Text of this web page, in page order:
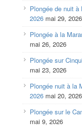
Plongée de nuit à
2026 mai 29, 2026
Plongée à la
mai 26, 2026
Plongée sur
mai 23, 2026
Plongée nuit à la
2026 mai 20, 2026
Plongée sur le
mai 9, 2026